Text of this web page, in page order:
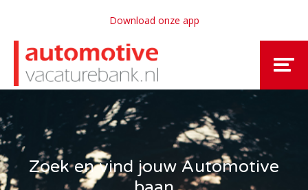
Download onze app
Zoek en vind jouw Automotive